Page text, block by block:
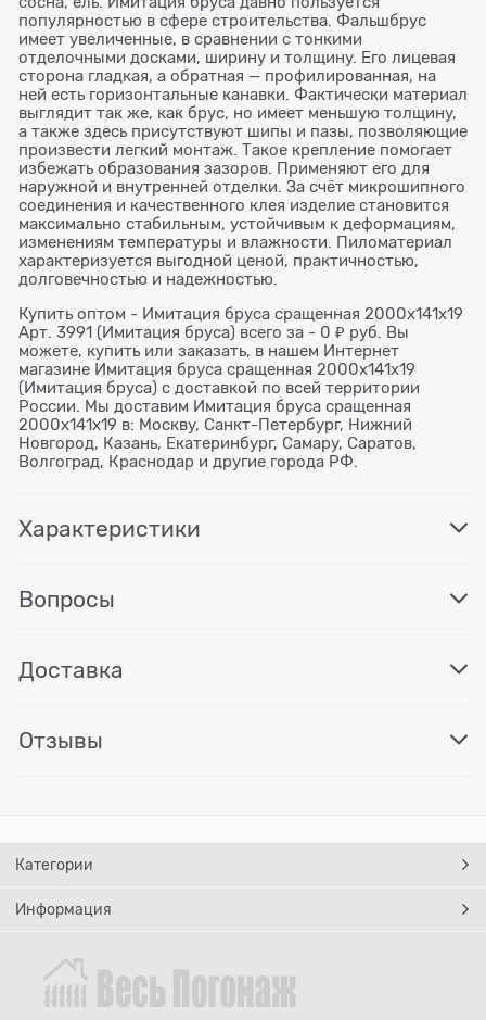
популярностью в сфере строительства. Фальшбрус
имеет увеличенные, в сравнении с тонкими
отделочными досками, ширину и толщину. Его лицевая
сторона гладкая, а обратная — профилированная, на
ней есть горизонтальные канавки. Фактически материал
выглядит так же, как брус, но имеет меньшую толщину,
а также здесь присутствуют шипы и пазы, позволяющие
произвести легкий монтаж. Такое крепление помогает
избежать образования зазоров. Применяют его для
наружной и внутренней отделки. За счёт микрошипного
соединения и качественного клея изделие становится
максимально стабильным, устойчивым к деформациям,
изменениям температуры и влажности. Пиломатериал
характеризуется выгодной ценой, практичностью,
долговечностью и надежностью.
Купить оптом - Имитация бруса сращенная 2000х141х19
Арт. 3991 (Имитация бруса) всего за - 0 ₽ руб. Вы
можете, купить или заказать, в нашем Интернет
магазине Имитация бруса сращенная 2000х141х19
(Имитация бруса) с доставкой по всей территории
России. Мы доставим Имитация бруса сращенная
2000х141х19 в: Москву, Санкт-Петербург, Нижний
Новгород, Казань, Екатеринбург, Самару, Саратов,
Волгоград, Краснодар и другие города РФ.
Характеристики
Вопросы
Доставка
Отзывы
Категории
Информация